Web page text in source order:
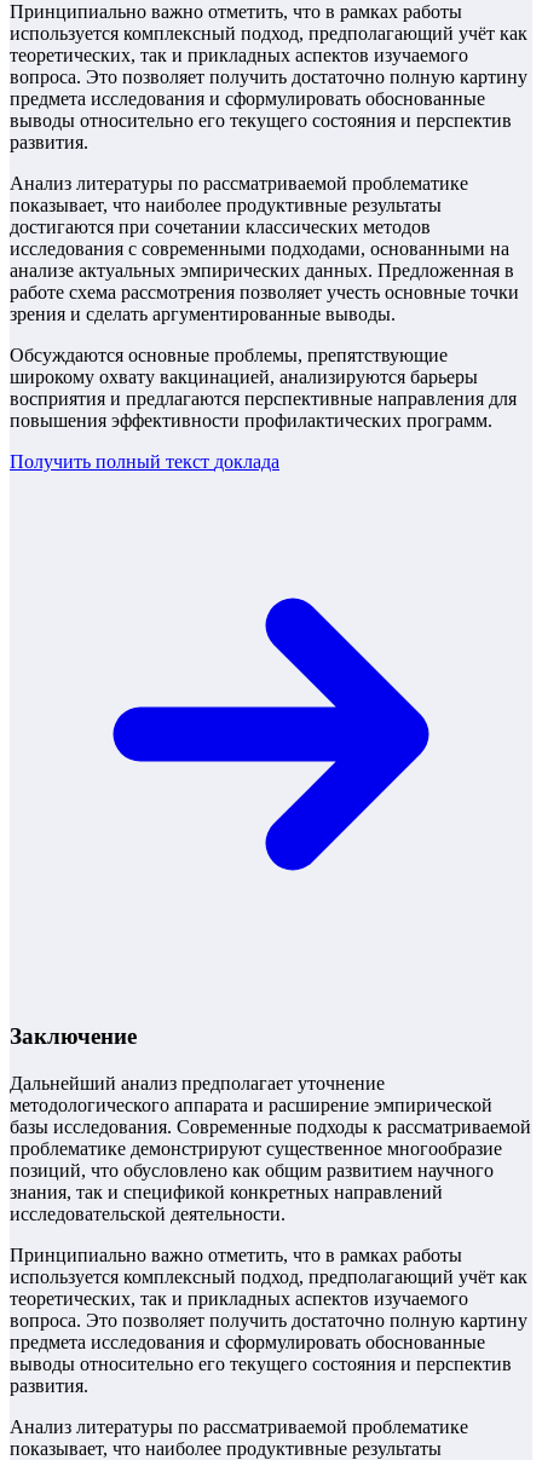
Принципиально важно отметить, что в рамках работы
используется комплексный подход, предполагающий учёт как
теоретических, так и прикладных аспектов изучаемого
вопроса. Это позволяет получить достаточно полную картину
предмета исследования и сформулировать обоснованные
выводы относительно его текущего состояния и перспектив
развития.
Анализ литературы по рассматриваемой проблематике
показывает, что наиболее продуктивные результаты
достигаются при сочетании классических методов
исследования с современными подходами, основанными на
анализе актуальных эмпирических данных. Предложенная в
работе схема рассмотрения позволяет учесть основные точки
зрения и сделать аргументированные выводы.
Обсуждаются основные проблемы, препятствующие
широкому охвату вакцинацией, анализируются барьеры
восприятия и предлагаются перспективные направления для
повышения эффективности профилактических программ.
Получить полный текст доклада
Заключение
Дальнейший анализ предполагает уточнение
методологического аппарата и расширение эмпирической
базы исследования. Современные подходы к рассматриваемой
проблематике демонстрируют существенное многообразие
позиций, что обусловлено как общим развитием научного
знания, так и спецификой конкретных направлений
исследовательской деятельности.
Принципиально важно отметить, что в рамках работы
используется комплексный подход, предполагающий учёт как
теоретических, так и прикладных аспектов изучаемого
вопроса. Это позволяет получить достаточно полную картину
предмета исследования и сформулировать обоснованные
выводы относительно его текущего состояния и перспектив
развития.
Анализ литературы по рассматриваемой проблематике
показывает, что наиболее продуктивные результаты